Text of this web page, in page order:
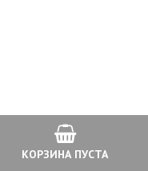
КОРЗИНА ПУСТА
14x18 см в
вк-845